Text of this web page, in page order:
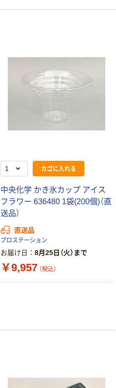
カゴに入れる
中央化学 かき氷カップ アイス
フラワー 636480 1袋(200個)（直
送品）
直送品
プロステーション
お届け日 8月25日（火）まで
￥9,957 （税込）
モカ 200組 5個